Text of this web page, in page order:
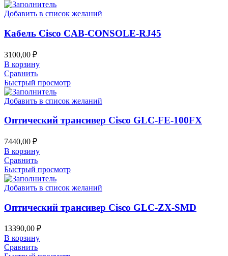
Добавить в список желаний
Кабель Cisco CAB-CONSOLE-RJ45
3100,00 ₽
В корзину
Сравнить
Быстрый просмотр
Добавить в список желаний
Оптический трансивер Cisco GLC-FE-100FX
7440,00 ₽
В корзину
Сравнить
Быстрый просмотр
Добавить в список желаний
Оптический трансивер Cisco GLC-ZX-SMD
13390,00 ₽
В корзину
Сравнить